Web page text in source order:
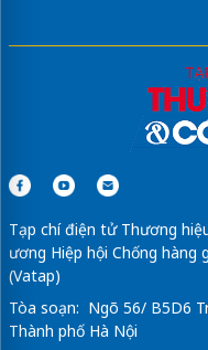
Tạp chí điện tử Thương
ương Hiệp hội Chống hàng
(Vatap)
Tòa soạn: Ngõ 56/ B5D6
Thành phố Hà Nội